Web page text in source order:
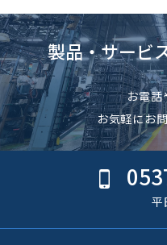
製品・サービ
お電話
お気軽にお
平